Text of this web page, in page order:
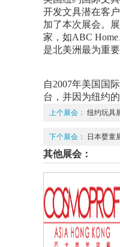
开发文具潜在客
加了本次展会。
家，如ABC Home
是北美洲最为重
自2007年美国国
台，并因为纽约
上个展会： 纽约玩具
下个展会： 日本婴童
其他展会：